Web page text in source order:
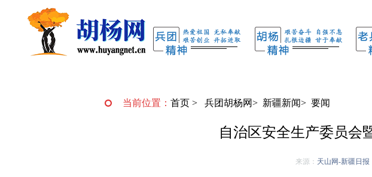
当前位置： 首页 > 兵团胡杨网> 新疆新闻> 要闻
自治区安全生产委员会
来源： 天山网-新疆日报